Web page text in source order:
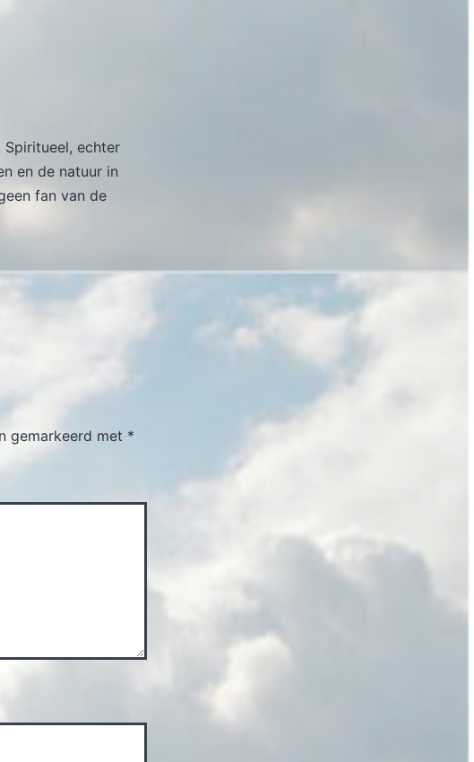
Spiritueel, echter
en de natuur in
fan van de
gemarkeerd met *